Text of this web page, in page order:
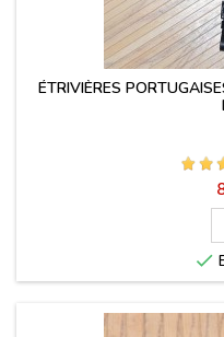
ÉTRIVIÈRES
